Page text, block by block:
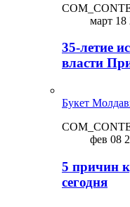
март 18
35-летие
власти
Букет
фев 08
5 причин
сегодня